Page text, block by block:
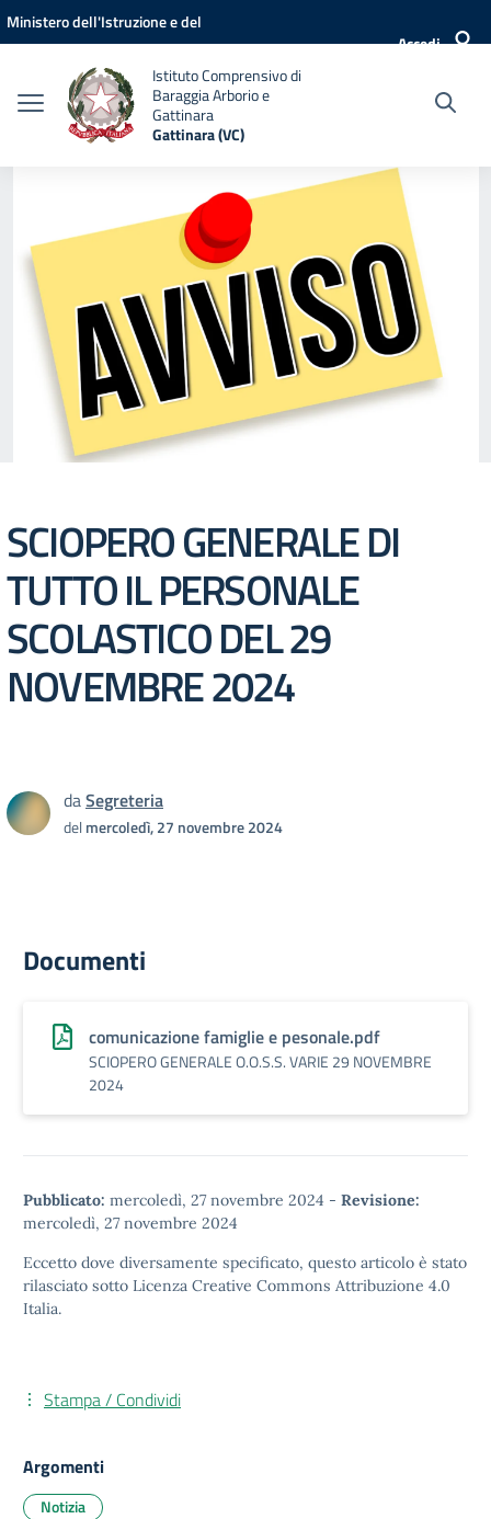
Vai ai contenuti
Vai al menu di navigazione
Vai al footer
Ministero dell'Istruzione e del
Accedi
Istituto Comprensivo di
Baraggia Arborio e
Gattinara
Gattinara (VC)
SCIOPERO GENERALE DI
TUTTO IL PERSONALE
SCOLASTICO DEL 29
NOVEMBRE 2024
daSegreteria
delmercoledì, 27 novembre 2024
Documenti
comunicazione famiglie e pesonale.pdf
SCIOPERO GENERALE O.O.S.S. VARIE 29 NOVEMBRE
2024
Pubblicato: mercoledì, 27 novembre 2024 - Revisione:
mercoledì, 27 novembre 2024
Eccetto dove diversamente specificato, questo articolo è stato
rilasciato sotto Licenza Creative Commons Attribuzione 4.0
Italia.
Stampa / Condividi
Argomenti
Notizia